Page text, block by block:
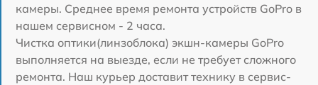
камеры. Среднее время ремонта устройств GoPro в
нашем сервисном - 2 часа.
Чистка оптики(линзоблока) экшн-камеры GoPro
выполняется на выезде, если не требует сложного
ремонта. Наш курьер доставит технику в сервис-